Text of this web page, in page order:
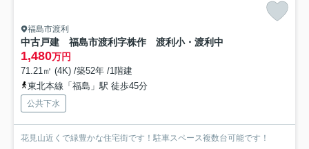
福島市渡利
中古戸建 福島市渡利字株作 渡利小・渡利中
1,480万円
71.21㎡ (4K) /築52年 /1階建
東北本線「福島」駅 徒歩45分
公共下水
花見山近くで緑豊かな住宅街です！駐車スペース複数台可能です！